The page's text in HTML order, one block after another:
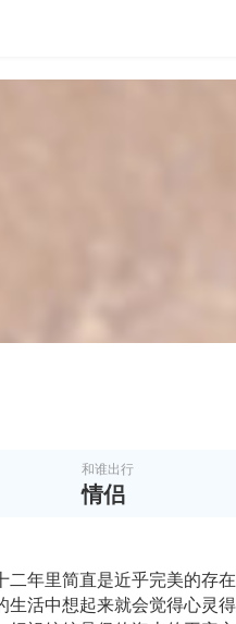
和谁出行
情侣
二年里简直是近乎完美的
活中想起来就会觉得心灵得